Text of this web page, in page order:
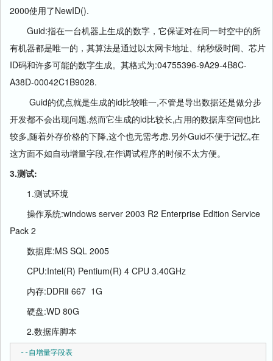
2000使用了NewID().
Guid:指在一台机器上生成的数字，它保证对在同一时空中的所
有机器都是唯一的，其算法是通过以太网卡地址、纳秒级时间、芯片
ID码和许多可能的数字生成。其格式为:04755396-9A29-4B8C-
A38D-00042C1B9028.
Guid的优点就是生成的id比较唯一,不管是导出数据还是做分步
开发都不会出现问题.然而它生成的id比较长,占用的数据库空间也比
较多,随着外存价格的下降,这个也无需考虑.另外Guid不便于记忆,在
这方面不如自动增量字段,在作调试程序的时候不太方便。
3.测试:
1.测试环境
操作系统:windows server 2003 R2 Enterprise Edition Service
Pack 2
数据库:MS SQL 2005
CPU:Intel(R) Pentium(R) 4 CPU 3.40GHz
内存:DDRⅡ 667 1G
硬盘:WD 80G
2.数据库脚本
--自增量字段表